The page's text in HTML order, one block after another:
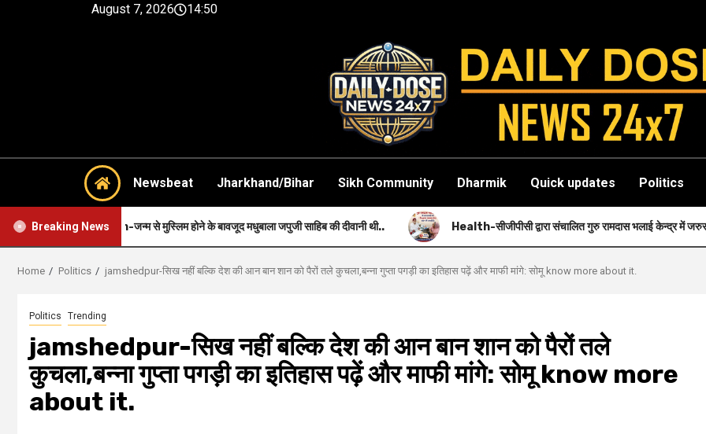
August 7, 2026 14:50
Newsbeat Jharkhand/Bihar Sikh Community Dharmik Quick updates Politics
Breaking News
Faith-जन्म से मुस्लिम होने के बावजूद मधुबाला जपुजी साहिब की दीवानी थी.. Health-सीजीपीसी द्वारा संचालित गुरु रामदास भलाई केन्द्र में जरुरतमंदों को नि: शुल्क
Home Politics jamshedpur-सिख नहीं बल्कि देश की आन बान शान को पैरों तले कुचला,बन्ना गुप्ता पगड़ी का इतिहास पढ़ें और माफी मांगे: सोमू know more about it.
Politics Trending
jamshedpur-सिख नहीं बल्कि देश की आन बान शान को पैरों तले
कुचला,बन्ना गुप्ता पगड़ी का इतिहास पढ़ें और माफी मांगे: सोमू know more
about it.